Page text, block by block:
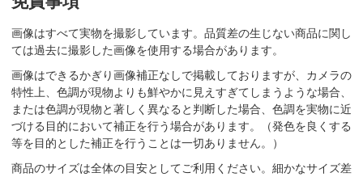
画像はすべて実物を撮影しています。品質差の生じない商品に関し
ては過去に撮影した画像を使用する場合があります。
画像はできるかぎり画像補正なしで掲載しておりますが、カメラの
特性上、色調が現物よりも鮮やかに見えすぎてしまうような場合、
または色調が現物と著しく異なると判断した場合、色調を実物に近
づける目的において補正を行う場合があります。（発色を良くする
等を目的とした補正を行うことは一切ありません。）
商品のサイズは全体の目安としてご利用ください。細かなサイズ差